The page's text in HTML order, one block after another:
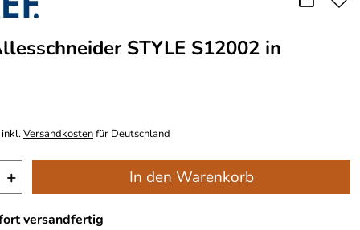
STYLE S12002 in
Versandkostenfür Deutschland
+ In den Warenkorb
versandfertig